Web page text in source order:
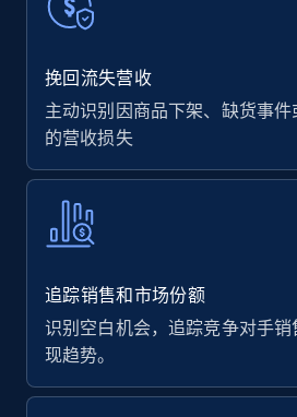
挽回流失营收
主动识别因商品下架、缺货事
的营收损失
追踪销售和市场份额
识别空白机会，追踪竞争对手
现趋势。